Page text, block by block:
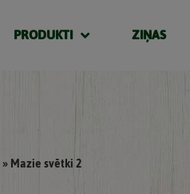
PRODUKTI ZIŅAS
»Mazie svētki 2